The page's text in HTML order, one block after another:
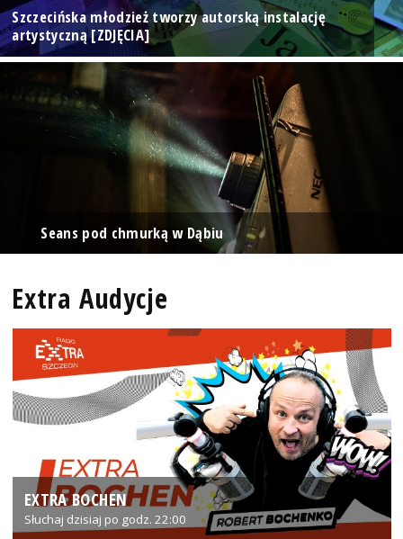
Szczecińska młodzież tworzy autorską instalację
artystyczną [ZDJĘCIA]
Seans pod chmurką w Dąbiu
Extra Audycje
EXTRA BOCHEN
Słuchaj dzisiaj po godz. 22:00